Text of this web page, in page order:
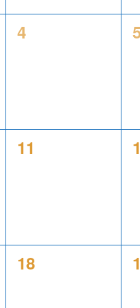
0
4
0
0
11
0
0
18
0